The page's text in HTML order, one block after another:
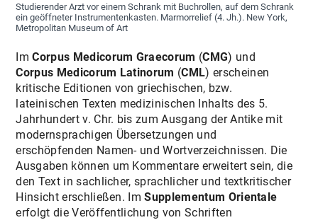
Studierender Arzt vor einem Schrank mit Buchrollen, auf dem Schrank
ein geöffneter Instrumentenkasten. Marmorrelief (4. Jh.). New York,
Metropolitan Museum of Art
ImCorpus Medicorum Graecorum (CMG) und
Corpus Medicorum Latinorum (CML) erscheinen
kritische Editionen von griechischen, bzw.
lateinischen Texten medizinischen Inhalts des 5.
Jahrhundert v. Chr. bis zum Ausgang der Antike mit
modernsprachigen Übersetzungen und
erschöpfenden Namen- und Wortverzeichnissen. Die
Ausgaben können um Kommentare erweitert sein, die
den Text in sachlicher, sprachlicher und textkritischer
Hinsicht erschließen. ImSupplementum Orientale
erfolgt die Veröffentlichung von Schriften